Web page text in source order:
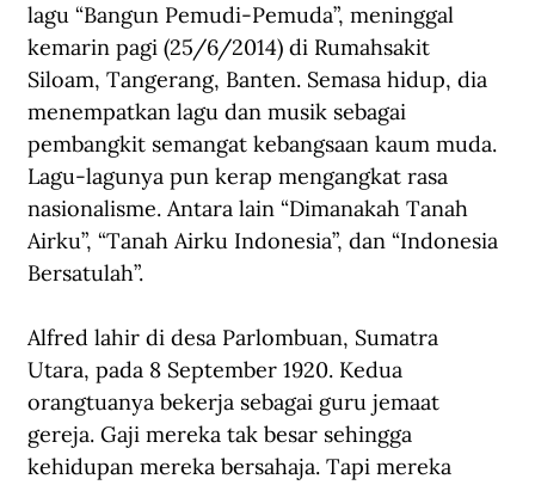
lagu “Bangun Pemudi-Pemuda”, meninggal
kemarin pagi (25/6/2014) di Rumahsakit
Siloam, Tangerang, Banten. Semasa hidup, dia
menempatkan lagu dan musik sebagai
pembangkit semangat kebangsaan kaum muda.
Lagu-lagunya pun kerap mengangkat rasa
nasionalisme. Antara lain “Dimanakah Tanah
Airku”, “Tanah Airku Indonesia”, dan “Indonesia
Bersatulah”.
Alfred lahir di desa Parlombuan, Sumatra
Utara, pada 8 September 1920. Kedua
orangtuanya bekerja sebagai guru jemaat
gereja. Gaji mereka tak besar sehingga
kehidupan mereka bersahaja. Tapi mereka